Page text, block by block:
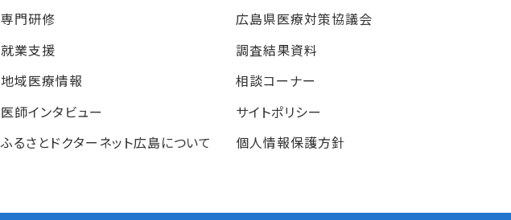
専門研修
就業支援
地域医療情報
医師インタビュー
ふるさとドクターネット広島について
広島県医療対策協議会
調査結果資料
相談コーナー
サイトポリシー
個人情報保護方針